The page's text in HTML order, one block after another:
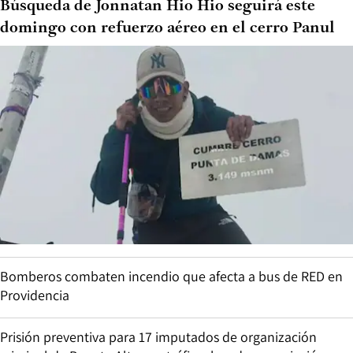
Búsqueda de Jonnatan Hio Hio seguirá este
domingo con refuerzo aéreo en el cerro Panul
Bomberos combaten incendio que afecta a bus de RED en
Providencia
Prisión preventiva para 17 imputados de organización